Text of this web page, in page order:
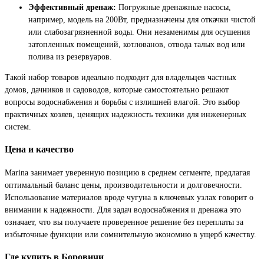
Эффективный дренаж: Погружные дренажные насосы,
например, модель на 200Вт, предназначены для откачки чистой
или слабозагрязненной воды. Они незаменимы для осушения
затопленных помещений, котлованов, отвода талых вод или
полива из резервуаров.
Такой набор товаров идеально подходит для владельцев частных
домов, дачников и садоводов, которые самостоятельно решают
вопросы водоснабжения и борьбы с излишней влагой. Это выбор
практичных хозяев, ценящих надежность техники для инженерных
систем.
Цена и качество
Marina занимает уверенную позицию в среднем сегменте, предлагая
оптимальный баланс цены, производительности и долговечности.
Использование материалов вроде чугуна в ключевых узлах говорит о
внимании к надежности. Для задач водоснабжения и дренажа это
означает, что вы получаете проверенное решение без переплаты за
избыточные функции или сомнительную экономию в ущерб качеству.